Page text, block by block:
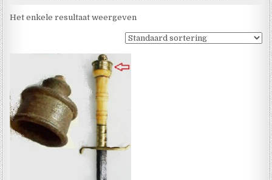
Het enkele resultaat weergeven